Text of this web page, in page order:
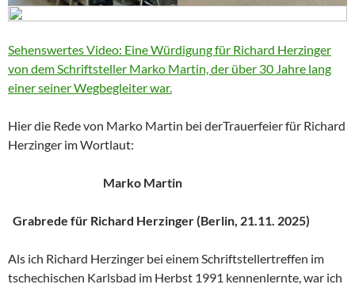
Sehenswertes Video: Eine Würdigung für Richard Herzinger
von dem Schriftsteller Marko Martin, der über 30 Jahre lang
einer seiner Wegbegleiter war.
Hier die Rede von Marko Martin bei derTrauerfeier für Richard
Herzinger im Wortlaut:
Marko Martin
Grabrede für Richard Herzinger (Berlin, 21.11. 2025)
Als ich Richard Herzinger bei einem Schriftstellertreffen im
tschechischen Karlsbad im Herbst 1991 kennenlernte, war ich